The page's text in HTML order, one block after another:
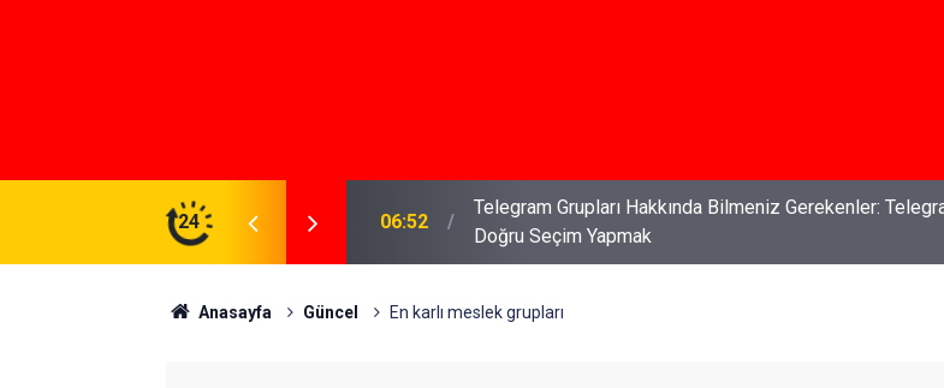
24
Gerekenler: Telegram Gruplarında Daha
04:43 İş Davaları: Haklarınızı Bilmek ve Koruma Altına Almak
Anasayfa Güncel En karlı meslek grupları